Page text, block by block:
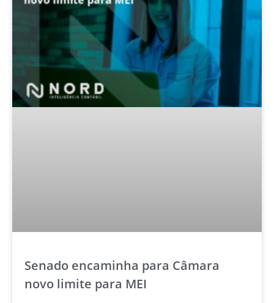
Senado encaminha para Câmara
novo limite para MEI